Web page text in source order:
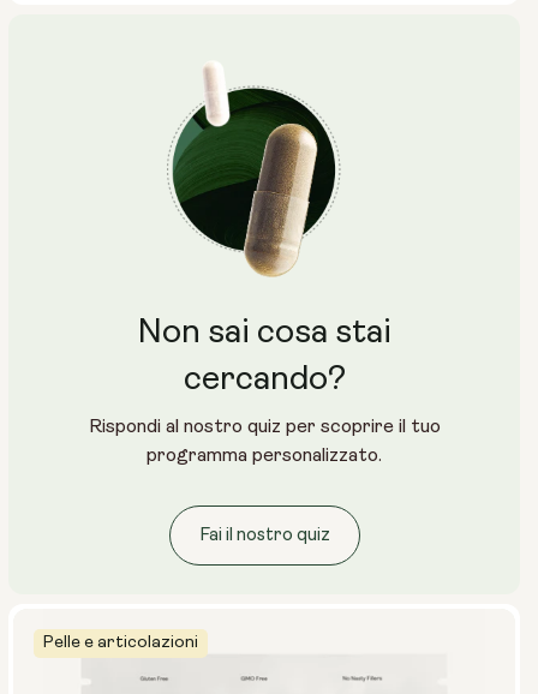
Pelle e articolazioni
Non sai cosa stai
cercando?
Rispondi al nostro quiz per scoprire il tuo
programma personalizzato.
Fai il nostro quiz